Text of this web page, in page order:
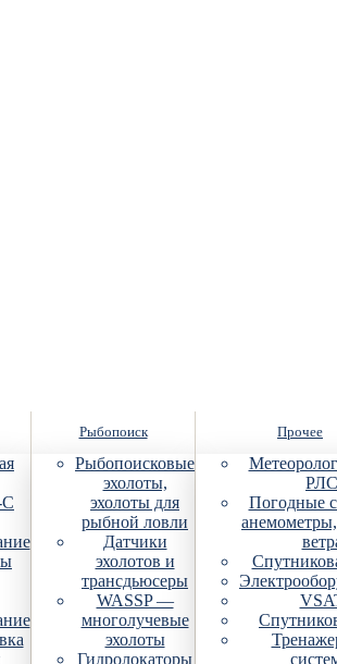
Рыбопоиск
Рыбопоисковые
эхолоты,
эхолоты для
рыбной ловли
Датчики
эхолотов и
трансдьюсеры
WASSP —
многолучевые
эхолоты
Гидролокаторы
Прочее
РЛС
Погодные